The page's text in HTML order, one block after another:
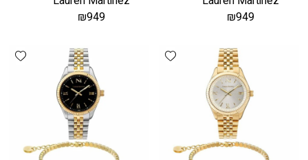
₪949
₪949
Add wishlist